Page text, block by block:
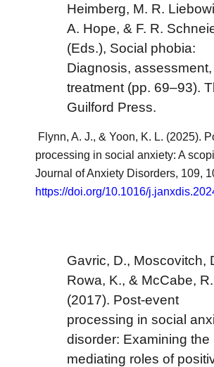
Heimberg, M. R.
A. Hope, & F. R.
(Eds.), Social phobia:
Diagnosis, assessment,
treatment (pp. 69–93).
Guilford Press.
Flynn, A. J., & Yoon, K. L. (2025).
processing in social anxiety: A
Journal of Anxiety Disorders, 109,
https://doi.org/10.1016/
Gavric, D., Moscovitch,
Rowa, K., & McCabe,
(2017). Post-event
processing in social
disorder: Examining the
mediating roles of